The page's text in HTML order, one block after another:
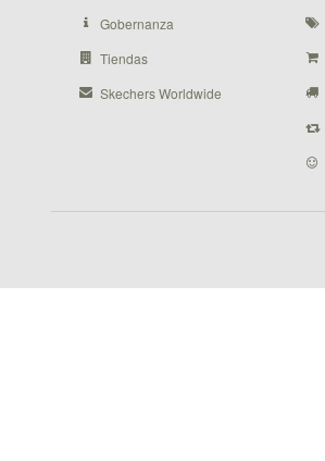
Gobernanza
Tiendas
Skechers Worldwide